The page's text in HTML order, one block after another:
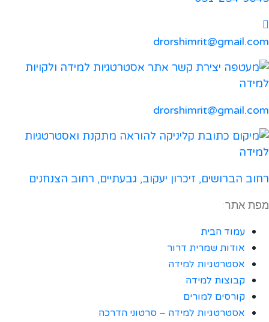
drorshimrit@gmail.com
drorshimrit@gmail.com​
רחוב הברושים, זיכרון יעקוב, גבעתיים, רחוב הצנחנים
מפת אתר:
עמוד הבית
אודות שמרית דרור
אסטרטגיות למידה
קבוצות למידה
קורסים למורים
אסטרטגיות למידה – סרטוני הדרכה